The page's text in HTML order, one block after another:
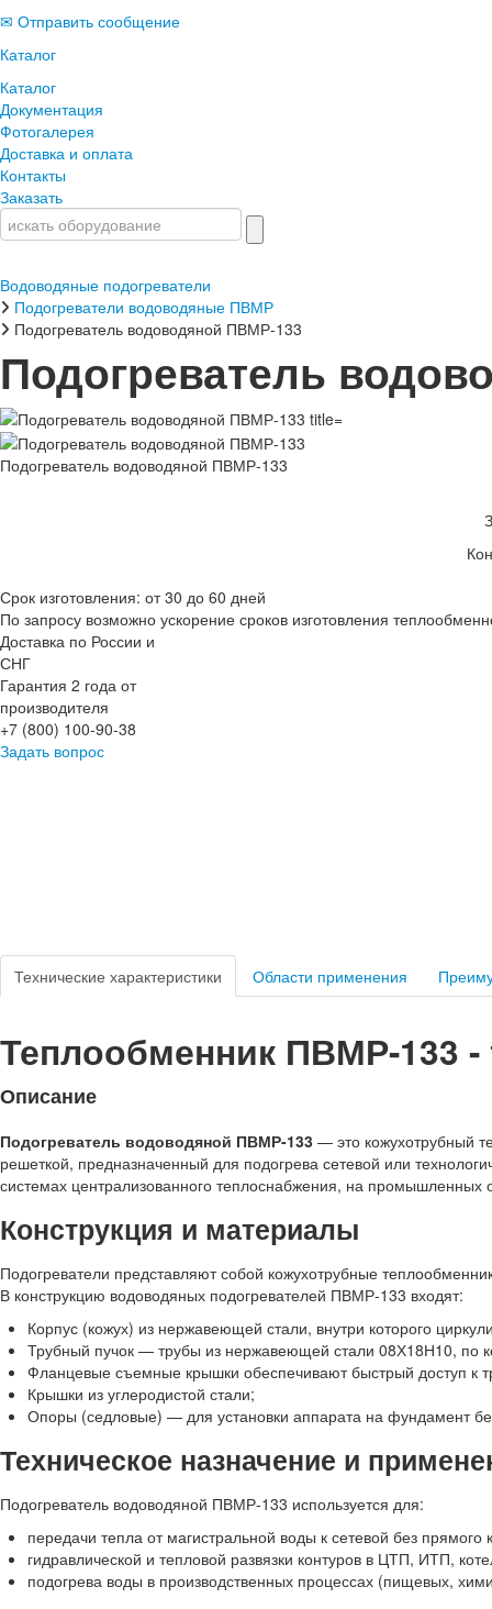
✉ Отправить сообщение
Каталог
Каталог
Документация
Фотогалерея
Доставка и оплата
Контакты
Заказать
Водоводяные подогреватели
Подогреватели водоводяные ПВМР
Подогреватель водоводяной ПВМР-133
Подогреватель
Подогреватель водоводяной ПВМР-133
Срок изготовления: от 30 до 60 дней
По запросу возможно ускорение сроков изготовления
Доставка по России и
СНГ
Гарантия 2 года от
производителя
+7 (800) 100-90-38
Задать вопрос
Технические характеристики Области применения
Теплообменник ПВМР-133 -
Описание
Подогреватель водоводяной ПВМР-133 — это кожухотрубный
решеткой, предназначенный для подогрева сетевой или
системах централизованного теплоснабжения, на промышленных
Конструкция и материалы
Подогреватели представляют собой кожухотрубные
В конструкцию водоводяных подогревателей ПВМР-133 входят:
Корпус (кожух) из нержавеющей стали, внутри которого
Трубный пучок — трубы из нержавеющей стали 08Х18Н10, по
Фланцевые съемные крышки обеспечивают быстрый доступ к
Крышки из углеродистой стали;
Опоры (седловые) — для установки аппарата на фундамент
Техническое назначение и
Подогреватель водоводяной ПВМР-133 используется для:
передачи тепла от магистральной воды к сетевой без прямого
гидравлической и тепловой развязки контуров в ЦТП, ИТП,
подогрева воды в производственных процессах (пищевых,